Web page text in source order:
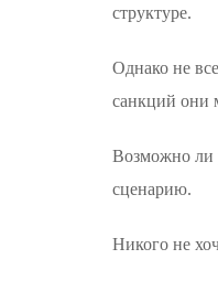
структуре.
Однако не
санкций они
Возможно ли
сценарию.
Никого не